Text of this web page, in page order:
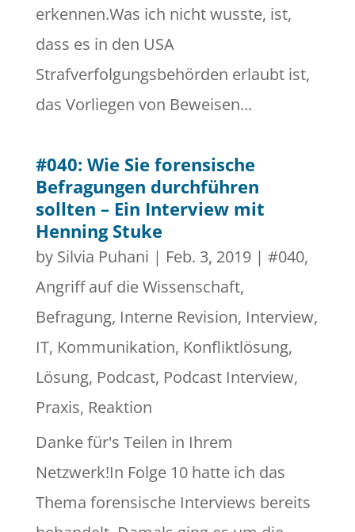
erkennen.Was ich nicht wusste, ist,
dass es in den USA
Strafverfolgungsbehörden erlaubt ist,
das Vorliegen von Beweisen...
#040: Wie Sie forensische
Befragungen durchführen
sollten – Ein Interview mit
Henning Stuke
by Silvia Puhani | Feb. 3, 2019| #040,
Angriff auf die Wissenschaft,
Befragung, Interne Revision, Interview,
IT, Kommunikation, Konfliktlösung,
Lösung, Podcast, Podcast Interview,
Praxis, Reaktion
Danke für's Teilen in Ihrem
Netzwerk!In Folge 10 hatte ich das
Thema forensische Interviews bereits